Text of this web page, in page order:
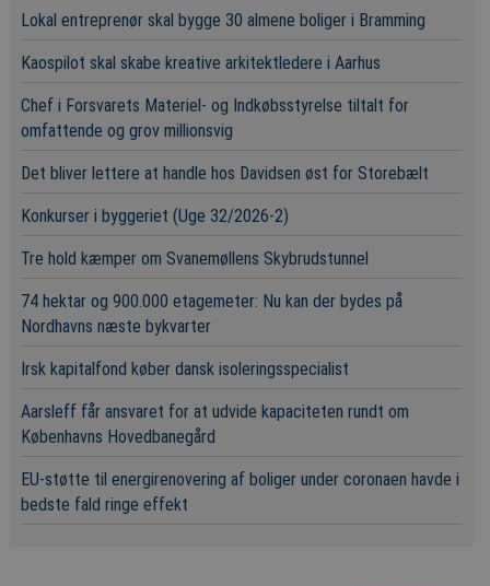
Lokal entreprenør skal bygge 30 almene boliger i Bramming
Kaospilot skal skabe kreative arkitektledere i Aarhus
Chef i Forsvarets Materiel- og Indkøbsstyrelse tiltalt for
omfattende og grov millionsvig
Det bliver lettere at handle hos Davidsen øst for Storebælt
Konkurser i byggeriet (Uge 32/2026-2)
Tre hold kæmper om Svanemøllens Skybrudstunnel
74 hektar og 900.000 etagemeter: Nu kan der bydes på
Nordhavns næste bykvarter
Irsk kapitalfond køber dansk isoleringsspecialist
Aarsleff får ansvaret for at udvide kapaciteten rundt om
Københavns Hovedbanegård
EU-støtte til energirenovering af boliger under coronaen havde i
bedste fald ringe effekt